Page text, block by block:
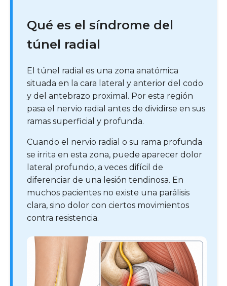
Qué es el síndrome del
túnel radial
El túnel radial es una zona anatómica
situada en la cara lateral y anterior del codo
y del antebrazo proximal. Por esta región
pasa el nervio radial antes de dividirse en sus
ramas superficial y profunda.
Cuando el nervio radial o su rama profunda
se irrita en esta zona, puede aparecer dolor
lateral profundo, a veces difícil de
diferenciar de una lesión tendinosa. En
muchos pacientes no existe una parálisis
clara, sino dolor con ciertos movimientos
contra resistencia.